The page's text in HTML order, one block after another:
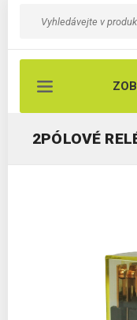
2PÓLOVÉ